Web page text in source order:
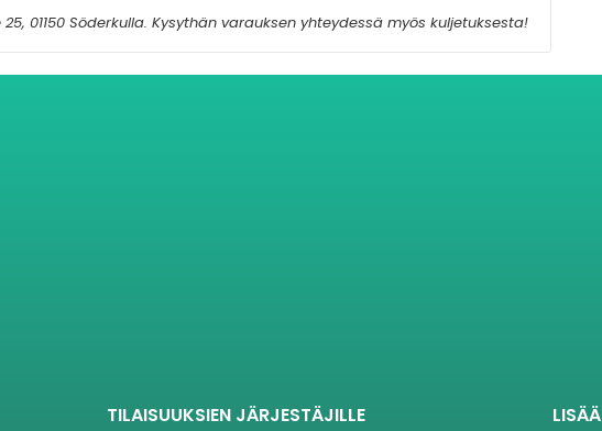
01150 Söderkulla. Kysythän varauksen yhteydessä myös kuljetuksesta!
TILAISUUKSIEN JÄRJESTÄJILLE
LISÄÄ